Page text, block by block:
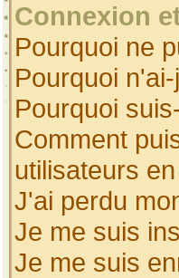
Connexion
Pourquoi ne
Pourquoi
Pourquoi
Comment
utilisateurs
J'ai perdu
Je me suis
Je me suis